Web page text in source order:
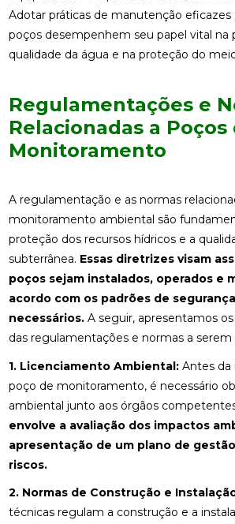
Adotar práticas de manutenção eficazes
poços desempenhem seu papel vital na
qualidade da água e na proteção do
Regulamentações e
Relacionadas a Poços
Monitoramento
A regulamentação e as normas
monitoramento ambiental são
proteção dos recursos hídricos e a
subterrânea. Essas diretrizes visam
poços sejam instalados, operados e
acordo com os padrões de
necessários.A seguir, apresentamos
das regulamentações e normas a serem
1. Licenciamento Ambiental:Antes da
poço de monitoramento, é necessário
ambiental junto aos órgãos
envolve a avaliação dos impactos
apresentação de um plano de
riscos.
2. Normas de Construção e
técnicas regulam a construção e a